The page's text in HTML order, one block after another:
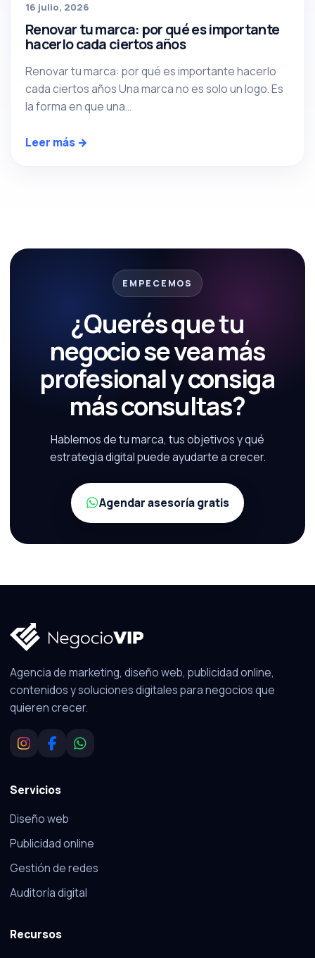
16 julio, 2026
Renovar tu marca: por qué es importante
hacerlo cada ciertos años
Renovar tu marca: por qué es importante hacerlo
cada ciertos años Una marca no es solo un logo. Es
la forma en que una…
Leer más →
EMPECEMOS
¿Querés que tu
negocio se vea más
profesional y consiga
más consultas?
Hablemos de tu marca, tus objetivos y qué
estrategia digital puede ayudarte a crecer.
Agendar asesoría gratis
Agencia de marketing, diseño web, publicidad online,
contenidos y soluciones digitales para negocios que
quieren crecer.
Servicios
Diseño web
Publicidad online
Gestión de redes
Auditoría digital
Recursos